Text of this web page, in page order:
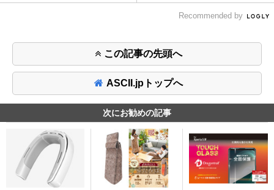
Recommended by
この記事の先頭へ
ASCII.jpトップへ
次にお勧めの記事